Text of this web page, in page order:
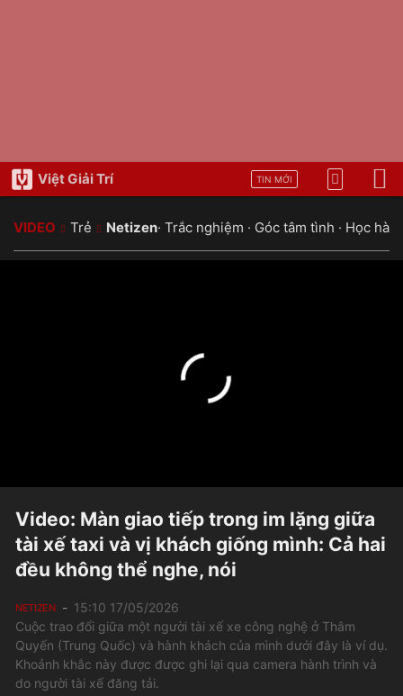
Việt Giải Trí TIN MỚI
VIDEO Trẻ Netizen· Trắc nghiệm · Góc tâm tình · Học
Video: Màn giao tiếp trong im lặng giữa
tài xế taxi và vị khách giống mình: Cả hai
đều không thể nghe, nói
NETIZEN
15:10 17/05/2026
Cuộc trao đổi giữa một người tài xế xe công nghệ ở Thâm
Quyến (Trung Quốc) và hành khách của mình dưới đây là ví dụ.
Khoảnh khắc này được được ghi lại qua camera hành trình và
do người tài xế đăng tải.